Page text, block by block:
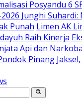
Posyandu 6
Junghi
Punah Limen AK
Raih Kinerja
Api dan
Pinang